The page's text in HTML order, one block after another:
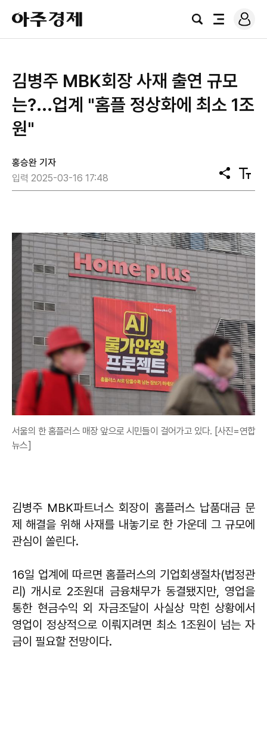
아
주
경
검
전
로
그
김병주 MBK회장 사재 출연 규모
는?...업계 "홈플 정상화에 최소 1조
원"
홍승완 기자
입력 2025-03-16 17:48
공
유
텍
스
서울의 한 홈플러스 매장 앞으로 시민들이 걸어가고 있다. [사진=연합
뉴스]
김병주 MBK파트너스 회장이 홈플러스 납품대금 문
제 해결을 위해 사재를 내놓기로 한 가운데 그 규모에
관심이 쏠린다.
16일 업계에 따르면 홈플러스의 기업회생절차(법정관
리) 개시로 2조원대 금융채무가 동결됐지만, 영업을
통한 현금수익 외 자금조달이 사실상 막힌 상황에서
영업이 정상적으로 이뤄지려면 최소 1조원이 넘는 자
금이 필요할 전망이다.